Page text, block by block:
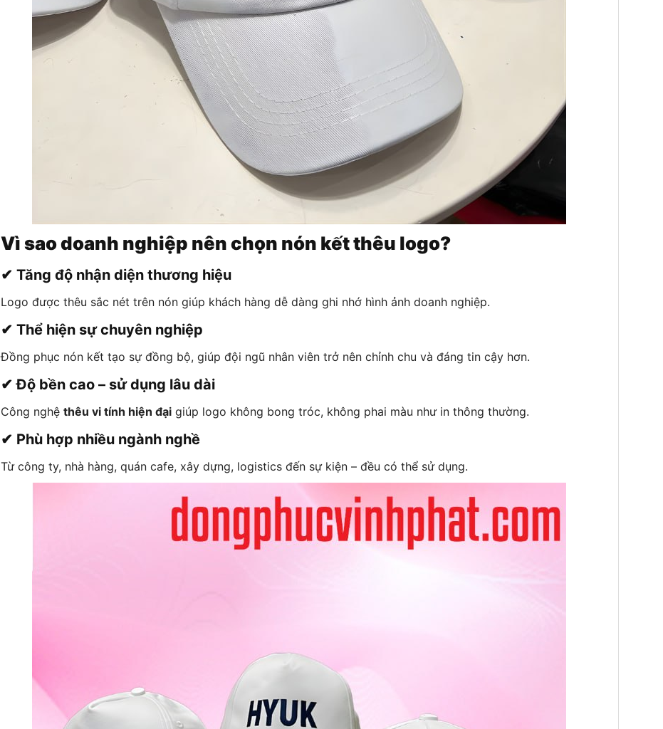
Vì sao doanh nghiệp nên chọn nón kết thêu logo?
✔ Tăng độ nhận diện thương hiệu
Logo được thêu sắc nét trên nón giúp khách hàng dễ dàng ghi nhớ hình ảnh doanh nghiệp.
✔ Thể hiện sự chuyên nghiệp
Đồng phục nón kết tạo sự đồng bộ, giúp đội ngũ nhân viên trở nên chỉnh chu và đáng tin cậy hơn.
✔ Độ bền cao – sử dụng lâu dài
Công nghệ thêu vi tính hiện đại giúp logo không bong tróc, không phai màu như in thông thường.
✔ Phù hợp nhiều ngành nghề
Từ công ty, nhà hàng, quán cafe, xây dựng, logistics đến sự kiện – đều có thể sử dụng.